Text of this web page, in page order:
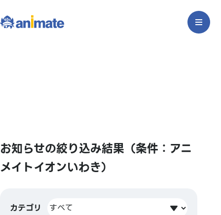
お知らせの絞り込み結果（条件：アニ
メイトイオンいわき）
カテゴリ